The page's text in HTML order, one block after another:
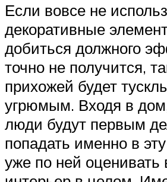
Если вовсе не
декоративные
добиться должного
точно не получится,
прихожей будет
угрюмым. Входя в
люди будут первым
попадать именно в
уже по ней оценивать